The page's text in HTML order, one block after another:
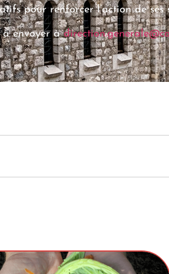
pour renforcer l’action de ses
à envoyer à